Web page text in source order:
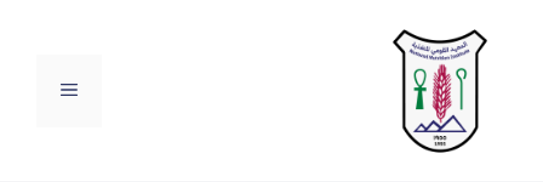
القائمة